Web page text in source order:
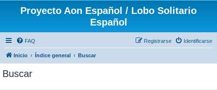
Proyecto Aon Español / Lobo Solitario
Español
FAQ Identificarse
Registrarse
Inicio Índice general Buscar
Buscar